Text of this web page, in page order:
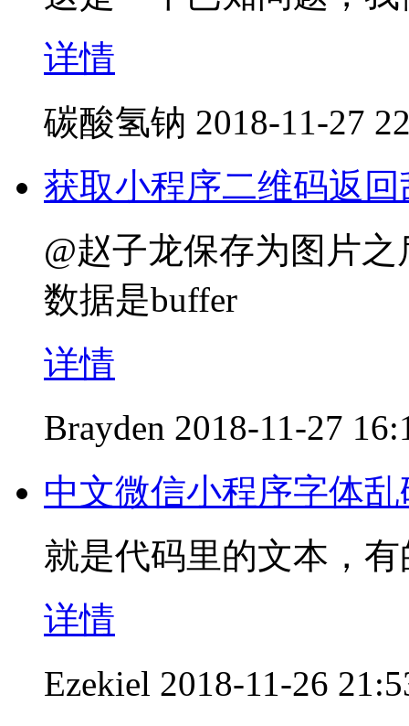
详情
碳酸氢钠 2018-11-27
获取小程序二维码返回
@赵子龙保存为图片
数据是buffer
详情
Brayden 2018-11-27
中文微信小程序字体乱
就是代码里的文本，
详情
Ezekiel 2018-11-26